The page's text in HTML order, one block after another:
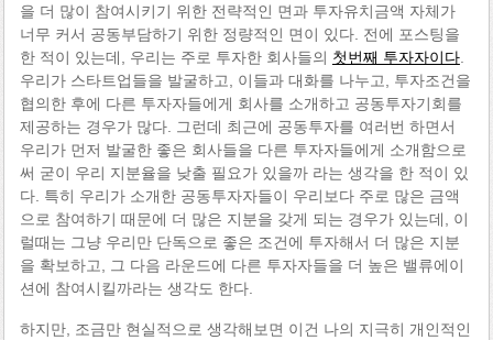
을 더 많이 참여시키기 위한 전략적인 면과 투자유치금액 자체가
너무 커서 공동부담하기 위한 정량적인 면이 있다. 전에 포스팅을
한 적이 있는데, 우리는 주로 투자한 회사들의 첫번째 투자자이다.
우리가 스타트업들을 발굴하고, 이들과 대화를 나누고, 투자조건을
협의한 후에 다른 투자자들에게 회사를 소개하고 공동투자기회를
제공하는 경우가 많다. 그런데 최근에 공동투자를 여러번 하면서
우리가 먼저 발굴한 좋은 회사들을 다른 투자자들에게 소개함으로
써 굳이 우리 지분율을 낮출 필요가 있을까 라는 생각을 한 적이 있
다. 특히 우리가 소개한 공동투자자들이 우리보다 주로 많은 금액
으로 참여하기 때문에 더 많은 지분을 갖게 되는 경우가 있는데, 이
럴때는 그냥 우리만 단독으로 좋은 조건에 투자해서 더 많은 지분
을 확보하고, 그 다음 라운드에 다른 투자자들을 더 높은 밸류에이
션에 참여시킬까라는 생각도 한다.
하지만, 조금만 현실적으로 생각해보면 이건 나의 지극히 개인적인